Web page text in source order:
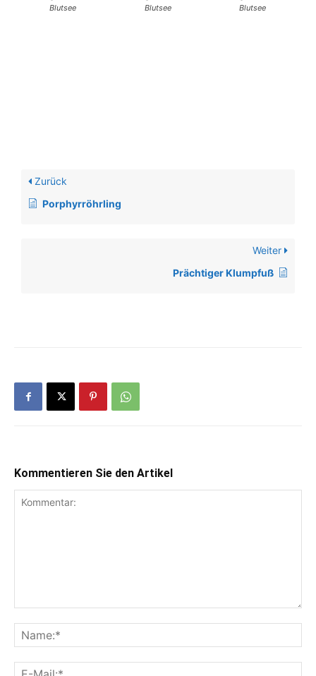
Blutsee
Blutsee
Blutsee
Zurück
Porphyrröhrling
Weiter
Prächtiger Klumpfuß
Kommentieren Sie den Artikel